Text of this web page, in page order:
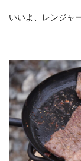
いいよ、レンジャ